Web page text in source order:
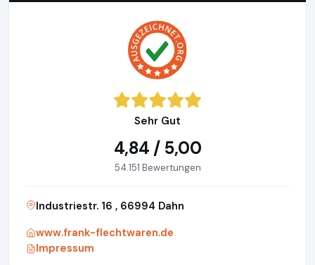
Sehr Gut
4,84 / 5,00
54.151 Bewertungen
Industriestr. 16 , 66994 Dahn
www.frank-flechtwaren.de
Impressum